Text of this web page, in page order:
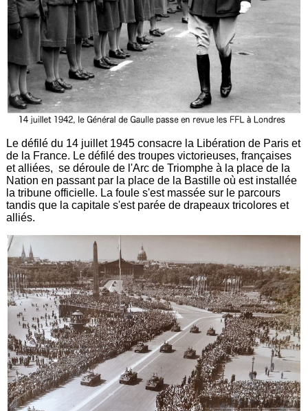
Le défilé du 14 juillet 1945 consacre la Libération de Paris et
de la France. Le défilé des troupes victorieuses, françaises
et alliées, se déroule de l'Arc de Triomphe à la place de la
Nation en passant par la place de la Bastille où est installée
la tribune officielle. La foule s'est massée sur le parcours
tandis que la capitale s'est parée de drapeaux tricolores et
alliés.